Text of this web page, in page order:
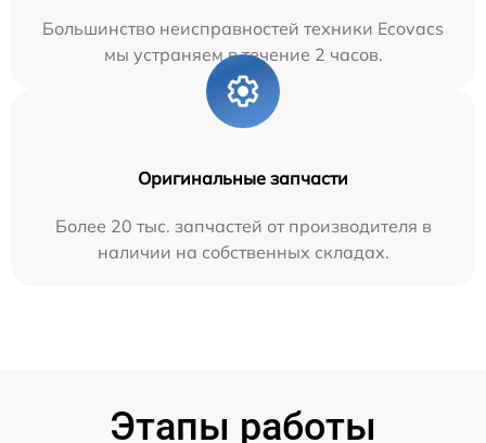
Большинство неисправностей техники Ecovacs
мы устраняем в течение 2 часов.
Оригинальные запчасти
Более 20 тыс. запчастей от производителя в
наличии на собственных складах.
Этапы работы